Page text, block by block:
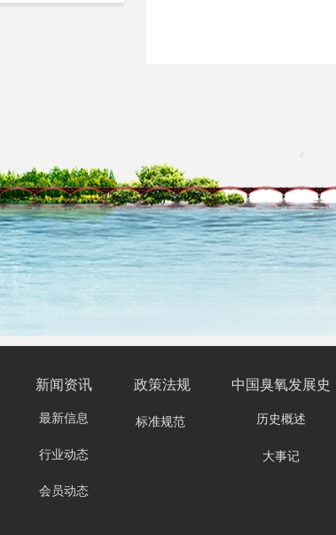
中国臭氧发展史
新闻资讯
标准规范
政策法规
最新信息
行业动态
会员动态
历史概述
大事记